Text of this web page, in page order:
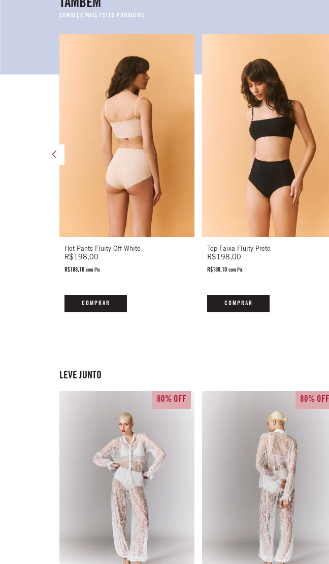
TAMBÉM
Hot Pants Fluity Off White
R$198,00
R$188,10 com Pix
COMPRAR
Top Faixa Fluity Preto
R$198,00
R$188,10com Pix
COMPRAR
LEVE JUNTO
80% OFF 80% OFF